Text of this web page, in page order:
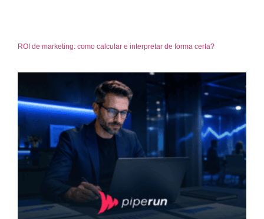
ROI de marketing: como calcular e interpretar de forma certa?